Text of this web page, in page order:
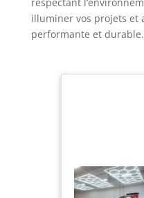
respectant
illuminer vos projets et
performante et durable.